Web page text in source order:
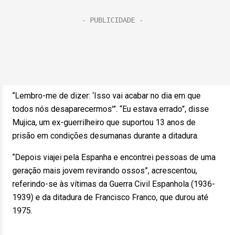
“Lembro-me de dizer: ‘Isso vai acabar no dia em que
todos nós desaparecermos'”. “Eu estava errado”, disse
Mujica, um ex-guerrilheiro que suportou 13 anos de
prisão em condições desumanas durante a ditadura.
“Depois viajei pela Espanha e encontrei pessoas de uma
geração mais jovem revirando ossos”, acrescentou,
referindo-se às vítimas da Guerra Civil Espanhola (1936-
1939) e da ditadura de Francisco Franco, que durou até
1975.